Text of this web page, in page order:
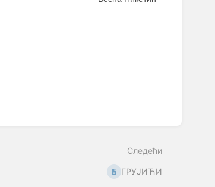
Следећи
ГРУЈИЋИ